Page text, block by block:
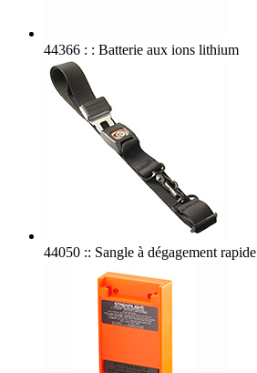
44366 : : Batterie aux ions lithium
44050 :: Sangle à dégagement rapide